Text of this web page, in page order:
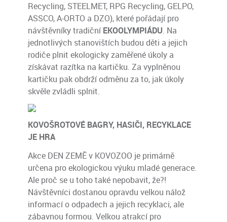
Recycling, STEELMET, RPG Recycling, GELPO,
ASSCO, A-ORTO a DZO), které pořádají pro
návštěvníky tradiční EKOOLYMPIÁDU. Na
jednotlivých stanovištích budou děti a jejich
rodiče plnit ekologicky zaměřené úkoly a
získávat razítka na kartičku. Za vyplněnou
kartičku pak obdrží odměnu za to, jak úkoly
skvěle zvládli splnit.
KOVOŠROTOVÉ BAGRY, HASIČI, RECYKLACE
JE HRA
Akce DEN ZEMĚ v KOVOZOO je primárně
určena pro ekologickou výuku mladé generace.
Ale proč se u toho také nepobavit, že?!
Návštěvníci dostanou opravdu velkou nálož
informací o odpadech a jejich recyklaci, ale
zábavnou formou. Velkou atrakcí pro